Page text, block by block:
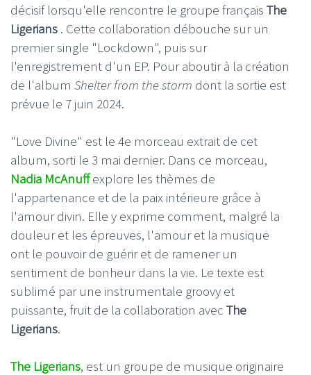
décisif lorsqu'elle rencontre le groupe français The
Ligerians . Cette collaboration débouche sur un
premier single "Lockdown", puis sur
l'enregistrement d'un EP. Pour aboutir à la création
de l'album Shelter from the storm dont la sortie est
prévue le 7 juin 2024.
"Love Divine" est le 4e morceau extrait de cet
album, sorti le 3 mai dernier. Dans ce morceau,
Nadia McAnuffexplore les thèmes de
l'appartenance et de la paix intérieure grâce à
l'amour divin. Elle y exprime comment, malgré la
douleur et les épreuves, l'amour et la musique
ont le pouvoir de guérir et de ramener un
sentiment de bonheur dans la vie. Le texte est
sublimé par une instrumentale groovy et
puissante, fruit de la collaboration avec The
Ligerians.
The Ligerians, est un groupe de musique originaire